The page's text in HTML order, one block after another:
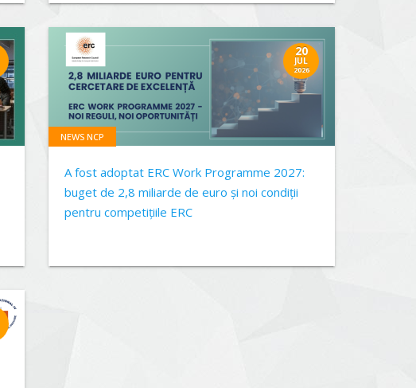
20
JUL
2026
NEWS NCP
A fost adoptat ERC Work Programme 2027:
buget de 2,8 miliarde de euro și noi condiții
pentru competițiile ERC